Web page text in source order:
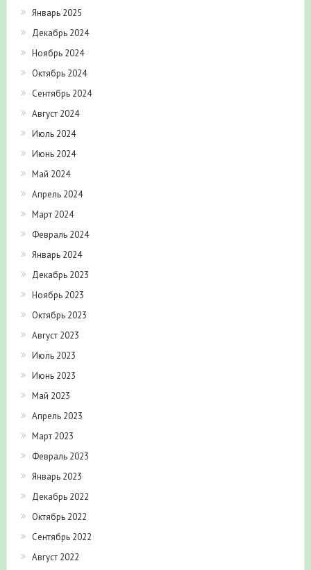
Январь 2025
Декабрь 2024
Ноябрь 2024
Октябрь 2024
Сентябрь 2024
Август 2024
Июль 2024
Июнь 2024
Май 2024
Апрель 2024
Март 2024
Февраль 2024
Январь 2024
Декабрь 2023
Ноябрь 2023
Октябрь 2023
Август 2023
Июль 2023
Июнь 2023
Май 2023
Апрель 2023
Март 2023
Февраль 2023
Январь 2023
Декабрь 2022
Октябрь 2022
Сентябрь 2022
Август 2022